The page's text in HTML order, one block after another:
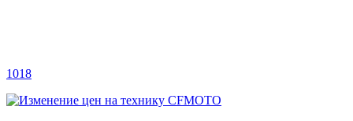
1018